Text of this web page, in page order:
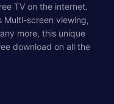
TV on the internet.
screen viewing,
more, this unique
download on all the